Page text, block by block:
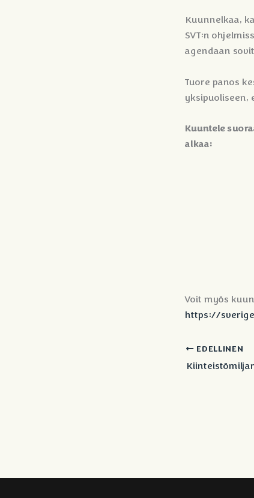
Kuunnelkaa,
SVT:n
agendaan
Tuore panos
yksipuoliseen,
Kuuntele
alkaa:
Voit myös
https://
EDELLINEN